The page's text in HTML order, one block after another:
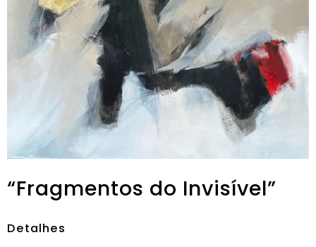
“Fragmentos do Invisível”
Detalhes